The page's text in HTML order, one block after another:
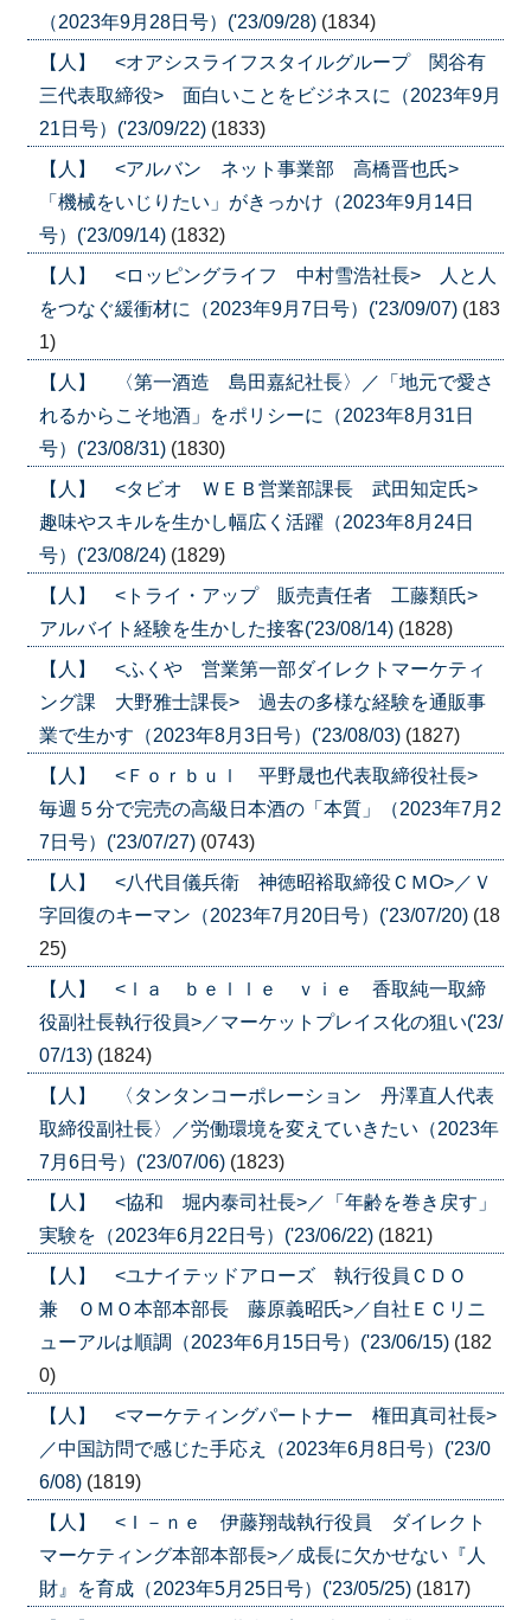
（2023年9月28日号）('23/09/28) (1834)
【人】 <オアシスライフスタイルグループ 関谷有
三代表取締役> 面白いことをビジネスに（2023年9月
21日号）('23/09/22) (1833)
【人】 <アルバン ネット事業部 高橋晋也氏>
「機械をいじりたい」がきっかけ（2023年9月14日
号）('23/09/14) (1832)
【人】 <ロッピングライフ 中村雪浩社長> 人と人
をつなぐ緩衝材に（2023年9月7日号）('23/09/07) (183
1)
【人】 〈第一酒造 島田嘉紀社長〉／「地元で愛さ
れるからこそ地酒」をポリシーに（2023年8月31日
号）('23/08/31) (1830)
【人】 <タビオ ＷＥＢ営業部課長 武田知定氏>
趣味やスキルを生かし幅広く活躍（2023年8月24日
号）('23/08/24) (1829)
【人】 <トライ・アップ 販売責任者 工藤類氏>
アルバイト経験を生かした接客('23/08/14) (1828)
【人】 <ふくや 営業第一部ダイレクトマーケティ
ング課 大野雅士課長> 過去の多様な経験を通販事
業で生かす（2023年8月3日号）('23/08/03) (1827)
【人】 <Ｆｏｒｂｕｌ 平野晟也代表取締役社長>
毎週５分で完売の高級日本酒の「本質」（2023年7月2
7日号）('23/07/27) (0743)
【人】 <八代目儀兵衛 神徳昭裕取締役ＣＭО>／Ｖ
字回復のキーマン（2023年7月20日号）('23/07/20) (18
25)
【人】 <ｌａ ｂｅｌｌｅ ｖｉｅ 香取純一取締
役副社長執行役員>／マーケットプレイス化の狙い('23/
07/13) (1824)
【人】 〈タンタンコーポレーション 丹澤直人代表
取締役副社長〉／労働環境を変えていきたい（2023年
7月6日号）('23/07/06) (1823)
【人】 <協和 堀内泰司社長>／「年齢を巻き戻す」
実験を（2023年6月22日号）('23/06/22) (1821)
【人】 <ユナイテッドアローズ 執行役員ＣＤＯ
兼 ＯＭＯ本部本部長 藤原義昭氏>／自社ＥＣリニ
ューアルは順調（2023年6月15日号）('23/06/15) (182
0)
【人】 <マーケティングパートナー 権田真司社長>
／中国訪問で感じた手応え（2023年6月8日号）('23/0
6/08) (1819)
【人】 <Ｉ－ｎｅ 伊藤翔哉執行役員 ダイレクト
マーケティング本部本部長>／成長に欠かせない『人
財』を育成（2023年5月25日号）('23/05/25) (1817)